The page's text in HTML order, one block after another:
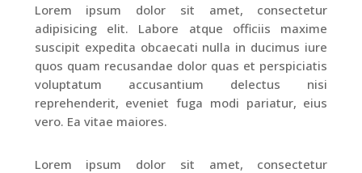
Lorem ipsum dolor sit amet, consectetur
adipisicing elit. Labore atque officiis maxime
suscipit expedita obcaecati nulla in ducimus iure
quos quam recusandae dolor quas et perspiciatis
voluptatum accusantium delectus nisi
reprehenderit, eveniet fuga modi pariatur, eius
vero. Ea vitae maiores.
Lorem ipsum dolor sit amet, consectetur